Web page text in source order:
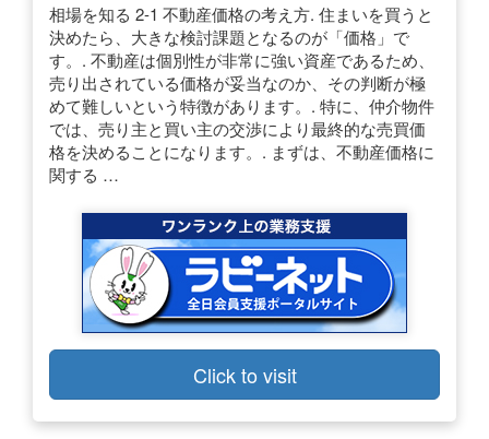
相場を知る 2-1 不動産価格の考え方. 住まいを買うと
決めたら、大きな検討課題となるのが「価格」で
す。. 不動産は個別性が非常に強い資産であるため、
売り出されている価格が妥当なのか、その判断が極
めて難しいという特徴があります。. 特に、仲介物件
では、売り主と買い主の交渉により最終的な売買価
格を決めることになります。. まずは、不動産価格に
関する …
Click to visit